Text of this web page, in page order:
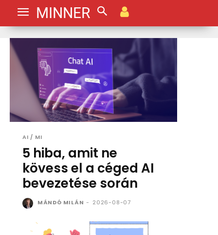
MINNER
AI / MI
5 hiba, amit ne
kövess el a céged AI
bevezetése során
MÁNDÓ MILÁN - 2026-08-07